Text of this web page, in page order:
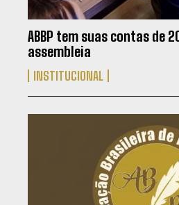
ABBP tem suas contas de
assembleia
INSTITUCIONAL